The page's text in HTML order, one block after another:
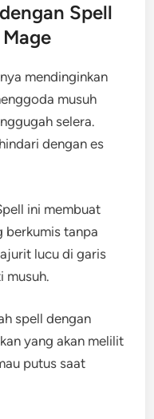
Spell
mendinginkan
musuh
selera.
dengan es
ini membuat
berkumis tanpa
lucu di garis
musuh.
spell dengan
yang akan melilit
putus saat